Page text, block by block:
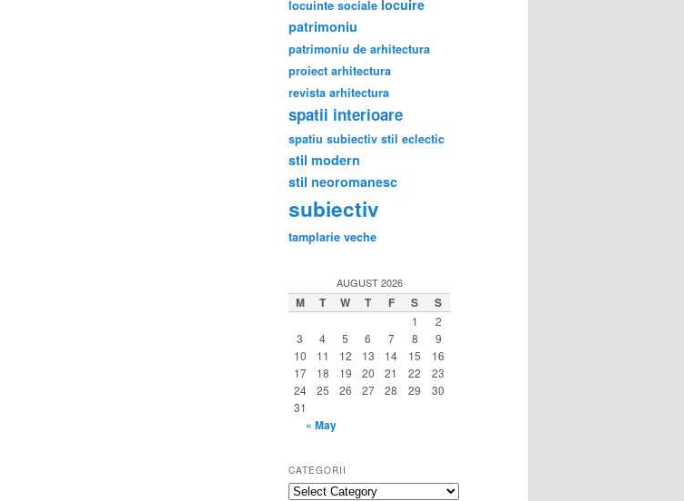
locuinte sociale locuire
patrimoniu
patrimoniu de arhitectura
proiect arhitectura
revista arhitectura
spatii interioare
spatiu subiectiv stil eclectic
stil modern
stil neoromanesc
subiectiv
tamplarie veche
AUGUST 2026
M T W T F S S
1
2
3
4 5 6 7 8
9
10
11 12 13 14 15
16
17
18 19 20 21 22
23
24
25 26 27 28 29
30
31
« May
CATEGORII
categorii